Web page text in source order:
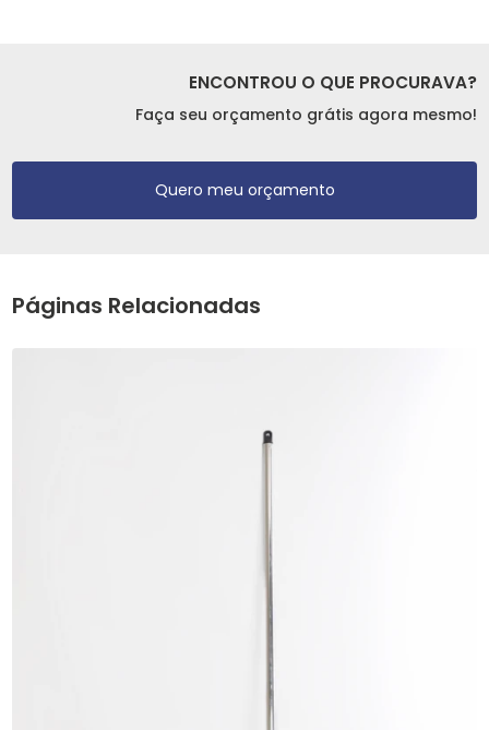
ENCONTROU O QUE PROCURAVA?
Faça seu orçamento grátis agora mesmo!
Quero meu orçamento
Páginas Relacionadas